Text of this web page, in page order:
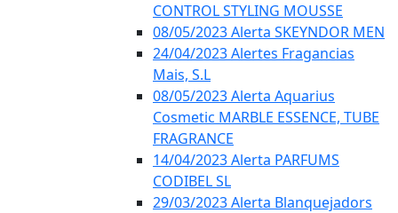
CONTROL STYLING MOUSSE
08/05/2023 Alerta SKEYNDOR MEN
24/04/2023 Alertes Fragancias
Mais, S.L
08/05/2023 Alerta Aquarius
Cosmetic MARBLE ESSENCE, TUBE
FRAGRANCE
14/04/2023 Alerta PARFUMS
CODIBEL SL
29/03/2023 Alerta Blanquejadors